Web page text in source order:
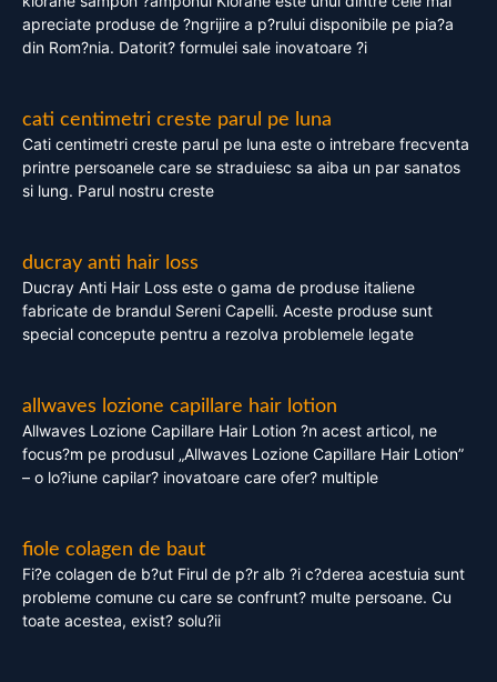
apreciate produse de ?ngrijire a p?rului disponibile pe pia?a
din Rom?nia. Datorit? formulei sale inovatoare ?i
cati centimetri creste parul pe luna
Cati centimetri creste parul pe luna este o intrebare frecventa
printre persoanele care se straduiesc sa aiba un par sanatos
si lung. Parul nostru creste
ducray anti hair loss
Ducray Anti Hair Loss este o gama de produse italiene
fabricate de brandul Sereni Capelli. Aceste produse sunt
special concepute pentru a rezolva problemele legate
allwaves lozione capillare hair lotion
Allwaves Lozione Capillare Hair Lotion ?n acest articol, ne
focus?m pe produsul „Allwaves Lozione Capillare Hair Lotion”
– o lo?iune capilar? inovatoare care ofer? multiple
fiole colagen de baut
Fi?e colagen de b?ut Firul de p?r alb ?i c?derea acestuia sunt
probleme comune cu care se confrunt? multe persoane. Cu
toate acestea, exist? solu?ii